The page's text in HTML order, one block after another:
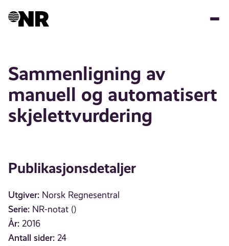
Sammenligning av
manuell og automatisert
skjelettvurdering
Publikasjonsdetaljer
Utgiver: Norsk Regnesentral
Serie: NR-notat ()
År: 2016
Antall sider: 24